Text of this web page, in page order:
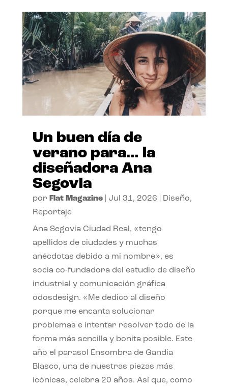
Un buen día de
verano para… la
diseñadora Ana
Segovia
por Flat Magazine| Jul 31, 2026 Diseño,
Reportaje
Ana Segovia Ciudad Real, «tengo
apellidos de ciudades y muchas
anécdotas debido a mi nombre», es
socia co-fundadora del estudio de diseño
industrial y comunicación gráfica
odosdesign. «Me dedico al diseño
porque me encanta solucionar
problemas e intentar resolver todo de la
forma más sencilla y bonita posible. Este
año el parasol Ensombra de Gandia
Blasco, una de nuestras piezas más
icónicas, celebra 20 años. Así que, como